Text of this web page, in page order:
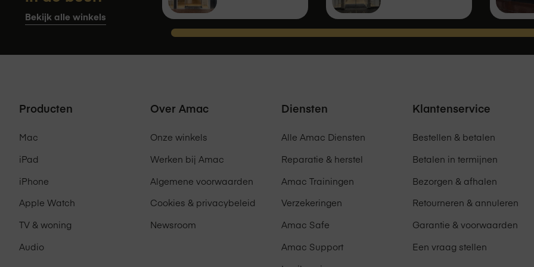
Wanneer je bij Amac een product koopt, wordt er door de fabrikant van het product één jaar
garantie verleend. Gedurende dit jaar loopt de garantie voor dit product dan via de fabrikant of
aankoop van een product. Dit houdt in dat je tweede garantiejaar via Amac zal verlopen.
Bekijk alle winkels
Producten
Mac
iPad
iPhone
Apple Watch
TV & woning
Audio
Over Amac
Onze winkels
Werken bij Amac
Algemene voorwaarden
Cookies & privacybeleid
Newsroom
Diensten
Alle Amac Diensten
Reparatie & herstel
Amac Trainingen
Verzekeringen
Amac Safe
Amac Support
Klantenservice
Bestellen & betalen
Betalen in termijnen
Bezorgen & afhalen
Retourneren & annuleren
Garantie & voorwaarden
Een vraag stellen